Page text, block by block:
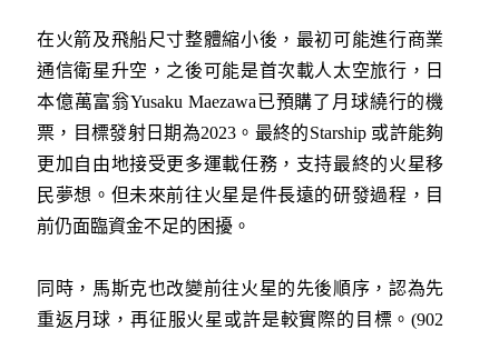
在火箭及飛船尺寸整體縮小後，最初可能進行商業
通信衛星升空，之後可能是首次載人太空旅行，日
本億萬富翁Yusaku Maezawa已預購了月球繞行的機
票，目標發射日期為2023。最終的Starship 或許能夠
更加自由地接受更多運載任務，支持最終的火星移
民夢想。但未來前往火星是件長遠的研發過程，目
前仍面臨資金不足的困擾。
同時，馬斯克也改變前往火星的先後順序，認為先
重返月球，再征服火星或許是較實際的目標。(902